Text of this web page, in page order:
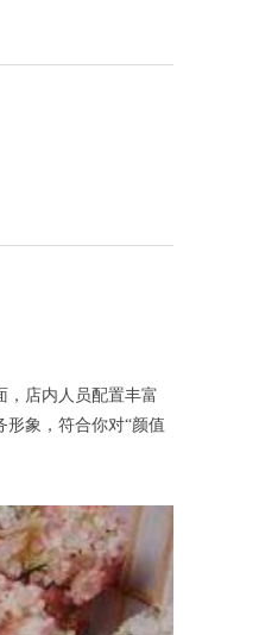
店内人员配置丰富
象，符合你对“颜值